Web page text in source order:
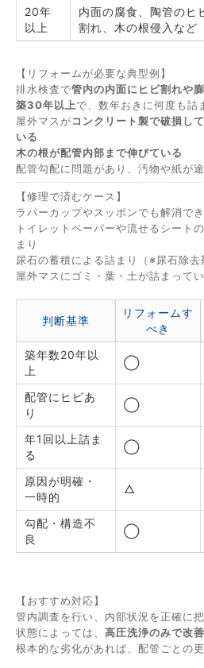
20年
以上
内面の腐食、陶管のヒ
割れ、木の根侵入など
【リフォームが必要な典型例】
排水検査で管内の内面にヒビ割れや
築30年以上で、数年おきに何度も詰
屋外マスがコンクリート製で破損し
いる
木の根が配管内部まで伸びている
配管勾配に問題があり、汚物や紙が
【修理で済むケース】
ラバーカップやスッポンでも解消で
トイレットペーパーや流せるシート
まり
尿石の蓄積による詰まり（※尿石除去
屋外マスにゴミ・葉・土が詰まって
判断基準
リフォームす
べき
築年数20年以
上
◯
配管にヒビあ
り
◯
年1回以上詰ま
る
◯
原因が明確・
一時的
△
勾配・構造不
良
◯
【おすすめ対応】
管内調査を行い、内部状況を正確に把
状態によっては、 高圧洗浄のみで改
根本的な劣化があれば、配管ごとの